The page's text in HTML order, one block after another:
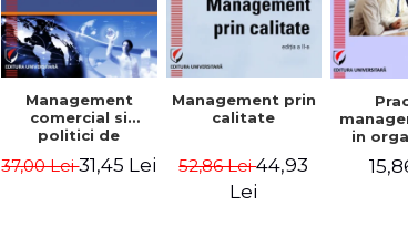
Management
comercial si
politici de
37,00 Lei31,45 Lei
Management prin
calitate
52,86 Lei44,93
Lei
in